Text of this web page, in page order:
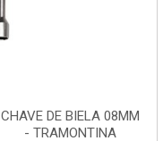
CHAVE DE BIELA 08MM
- TRAMONTINA